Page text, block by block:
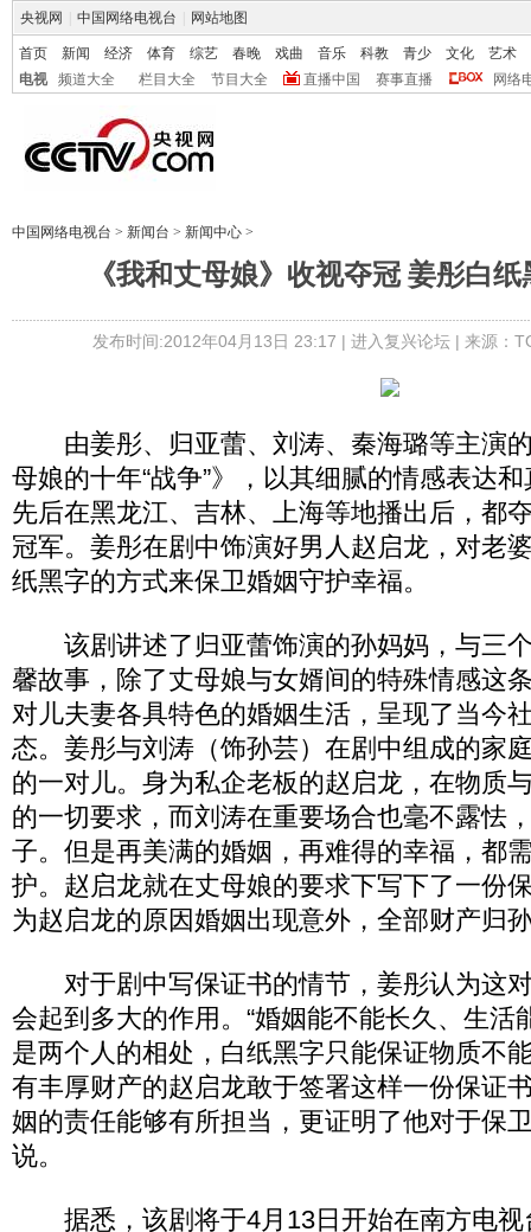
央视网 中国网络电视台 网站地图
首页 新闻 经济 体育 综艺 春晚 戏曲 音乐 科教 青少 文化
艺术
电视
频道大全 栏目大全 节目大全 直播中国 赛事直播 网络
中国网络电视台 > 新闻台 > 新闻中心 >
《我和丈母娘》收视夺冠 姜彤白
发布时间:2012年04月13日 23:17 | 进入复兴论坛| 来源：
由姜彤、归亚蕾、刘涛、秦海璐等主演
母娘的十年“战争”》，以其细腻的情感表达
先后在黑龙江、吉林、上海等地播出后，都
冠军。姜彤在剧中饰演好男人赵启龙，对老
纸黑字的方式来保卫婚姻守护幸福。
该剧讲述了归亚蕾饰演的孙妈妈，与三
馨故事，除了丈母娘与女婿间的特殊情感这
对儿夫妻各具特色的婚姻生活，呈现了当今
态。姜彤与刘涛（饰孙芸）在剧中组成的家
的一对儿。身为私企老板的赵启龙，在物质
的一切要求，而刘涛在重要场合也毫不露怯
子。但是再美满的婚姻，再难得的幸福，都
护。赵启龙就在丈母娘的要求下写下了一份
为赵启龙的原因婚姻出现意外，全部财产归
对于剧中写保证书的情节，姜彤认为这
会起到多大的作用。“婚姻能不能长久、生活
是两个人的相处，白纸黑字只能保证物质不
有丰厚财产的赵启龙敢于签署这样一份保证
姻的责任能够有所担当，更证明了他对于保
说。
据悉，该剧将于4月13日开始在南方电视